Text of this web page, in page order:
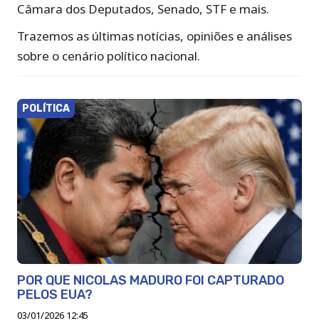
Câmara dos Deputados, Senado, STF e mais.
Trazemos as últimas notícias, opiniões e análises
sobre o cenário político nacional.
POLÍTICA
POR QUE NICOLAS MADURO FOI CAPTURADO
PELOS EUA?
03/01/2026 12:45